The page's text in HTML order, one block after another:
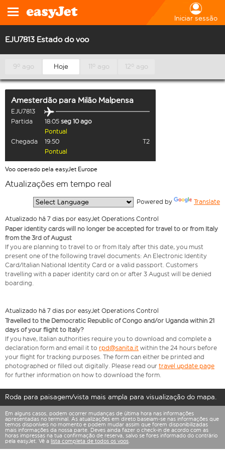
Iniciar sessão
EJU7813 Estado do voo
9º ago Hoje 11º ago 12º ago
Amesterdão para Milão Malpensa
EJU7813
Partida
18:05 seg 10 ago
Pontual
Chegada
19:50
T2
Pontual
Voo operado pela easyJet Europe
Atualizações em tempo real
Powered by Translate
Atualizado há 7 dias por easyJet Operations Control
Paper identity cards will no longer be accepted for travel to or from Italy
from the 3rd of August
If you are planning to travel to or from Italy after this date, you must
present one of the following travel documents: An Electronic Identity
Card/Italian National Identity Card or a valid passport. Customers
travelling with a paper identity card on or after 3 August will be denied
boarding.
Atualizado há 7 dias por easyJet Operations Control
Travelled to the Democratic Republic of Congo and/or Uganda within 21
days of your flight to Italy?
If you have, Italian authorities require you to download and complete a
declaration form and email it to rpd@sanita.it within the 24 hours before
your flight for tracking purposes. The form can either be printed and
photographed or filled out digitally. Please read our travel update page
for further information on how to download the form.
Roda para paisagem/vista mais ampla para visualização do mapa.
Em alguns casos, podem ocorrer mudanças de última hora nas informações
apresentadas no terminal. As atualizações em direto baseiam-se nas informações que
temos disponíveis no momento e podem mudar assim que forem disponibilizadas
mais informações da nossa parte. Deves ainda fazer o check-in de acordo com as
horas impressas na tua confirmação de reserva, salvo se fores informado do contrário
pela easyJet. Vê a lista completa de todos os voos.